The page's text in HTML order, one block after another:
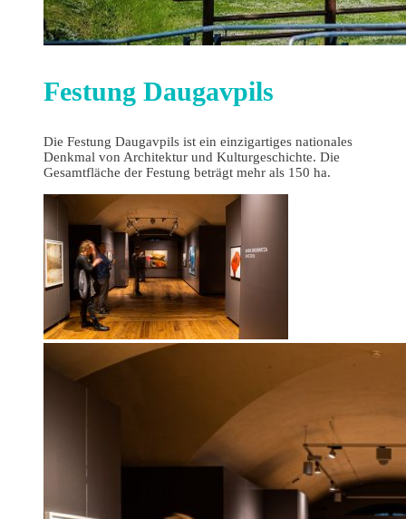
Festung Daugavpils
Die Festung Daugavpils ist ein einzigartiges nationales
Denkmal von Architektur und Kulturgeschichte. Die
Gesamtfläche der Festung beträgt mehr als 150 ha.